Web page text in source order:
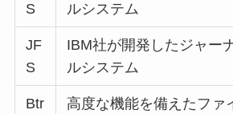
S
ルシステム
JF
S
IBM社が開発したジャー
ルシステム
Btr
高度な機能を備えたファ